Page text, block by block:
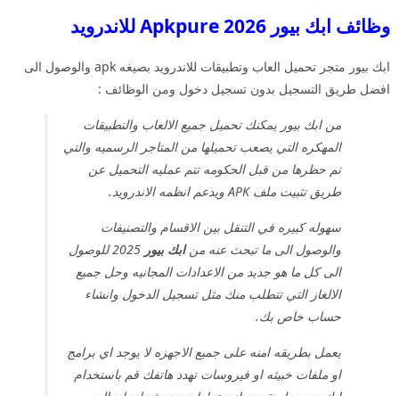
وظائف ابك بيور 2026 Apkpure للاندرويد
ابك بيور متجر تحميل العاب وتطبيقات للاندرويد بصيغه apk والوصول الى
افضل طريق التسجيل بدون تسجيل دخول ومن الوظائف :
من ابك بيور يمكنك تحميل جميع الالعاب والتطبيقات
المهكره التي يصعب تحميلها من المتاجر الرسميه والتي
تم حظرها من قبل الحكومه تتم عمليه التحميل عن
طريق تثبيت ملف APK ويدعم انظمه الاندرويد.
سهوله كبيره في التنقل بين الاقسام والتصنيفات
والوصول الى ما تبحث عنه منابك بيور
2025 للوصول
الى كل ما هو جديد من الاعدادات المجانيه وحل جميع
الالغاز التي تتطلب منك مثل تسجيل الدخول وانشاء
حساب خاص بك.
يعمل بطريقه امنه على جميع الاجهزه لا يوجد اي برامج
او ملفات خبيثه او فيروسات تهدد هاتفك قم باستخدام